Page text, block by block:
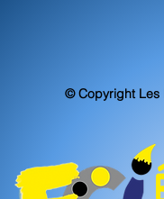
© Copyright Les